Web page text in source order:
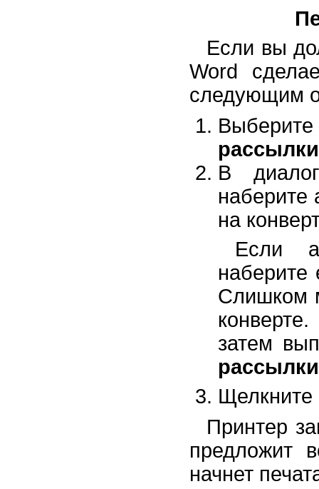
Если вы
Word
следующим
В
на
Если
наберите
Слишком
затем
Щелкните
Принтер
предложит
начнет